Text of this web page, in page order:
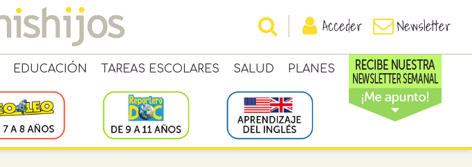
Acceder Newsletter
EDUCACIÓN TAREAS ESCOLARES SALUD PLANES